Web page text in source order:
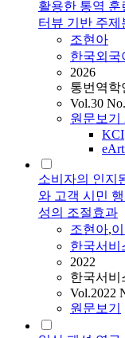
활용한 통역
터뷰 기반 주제
조현아
한국외국
2026
통번역학
Vol.30
원문보기
KCI
소비자의 인지
와 고객 시민
성의 조절효과
조현아,
한국서비
2022
한국서비
Vol.2022
원문보기